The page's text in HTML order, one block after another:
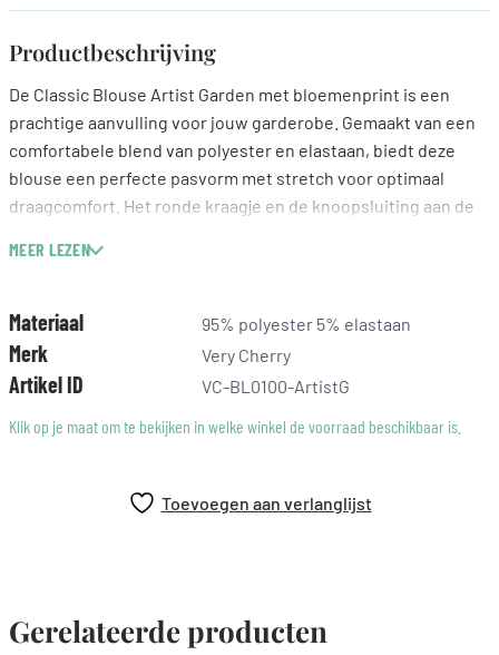
Productbeschrijving
De Classic Blouse Artist Garden met bloemenprint is een
prachtige aanvulling voor jouw garderobe. Gemaakt van een
comfortabele blend van polyester en elastaan, biedt deze
blouse een perfecte pasvorm met stretch voor optimaal
draagcomfort. Het ronde kraagje en de knoopsluiting aan de
mouwen met manchet het geheel afmaken. Deze blouse is
stijlvolle rok voor een frisse look. Laat de charme van Very
Cherry je inspireren in je dagelijkse outfits.
MEER LEZEN
Materiaal 95% polyester 5% elastaan
Merk Very Cherry
Artikel ID
VC-BL0100-ArtistG
Klik op je maat om te bekijken in welke winkel de voorraad beschikbaar is.
Toevoegen aan verlanglijst
Gerelateerde producten